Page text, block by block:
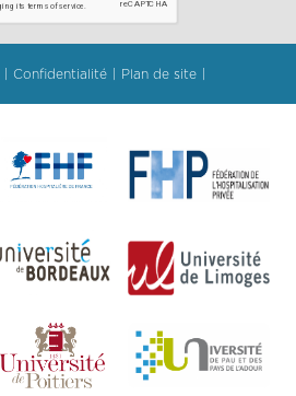
Confidentialité Plan de site